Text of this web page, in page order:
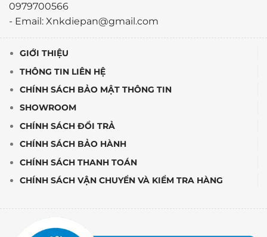
0979700566
- Email: Xnkdiepan@gmail.com
GIỚI THIỆU
THÔNG TIN LIÊN HỆ
CHÍNH SÁCH BẢO MẬT THÔNG TIN
SHOWROOM
CHÍNH SÁCH ĐỔI TRẢ
CHÍNH SÁCH BẢO HÀNH
CHÍNH SÁCH THANH TOÁN
CHÍNH SÁCH VẬN CHUYỂN VÀ KIỂM TRA HÀNG